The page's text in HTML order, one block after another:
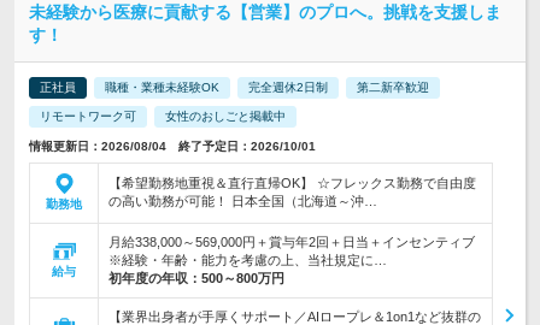
未経験から医療に貢献する【営業】のプロへ。挑戦を支援しま
す！
正社員 職種・業種未経験OK 完全週休2日制 第二新卒歓迎
リモートワーク可 女性のおしごと掲載中
情報更新日：2026/08/04 終了予定日：2026/10/01
勤務地
【希望勤務地重視＆直行直帰OK】 ☆フレックス勤務で自由度
の高い勤務が可能！ 日本全国（北海道～沖…
給与
月給338,000～569,000円＋賞与年2回＋日当＋インセンティブ
※経験・年齢・能力を考慮の上、当社規定に…
初年度の年収： 500～800万円
【業界出身者が手厚くサポート／AIロープレ＆1on1など抜群の